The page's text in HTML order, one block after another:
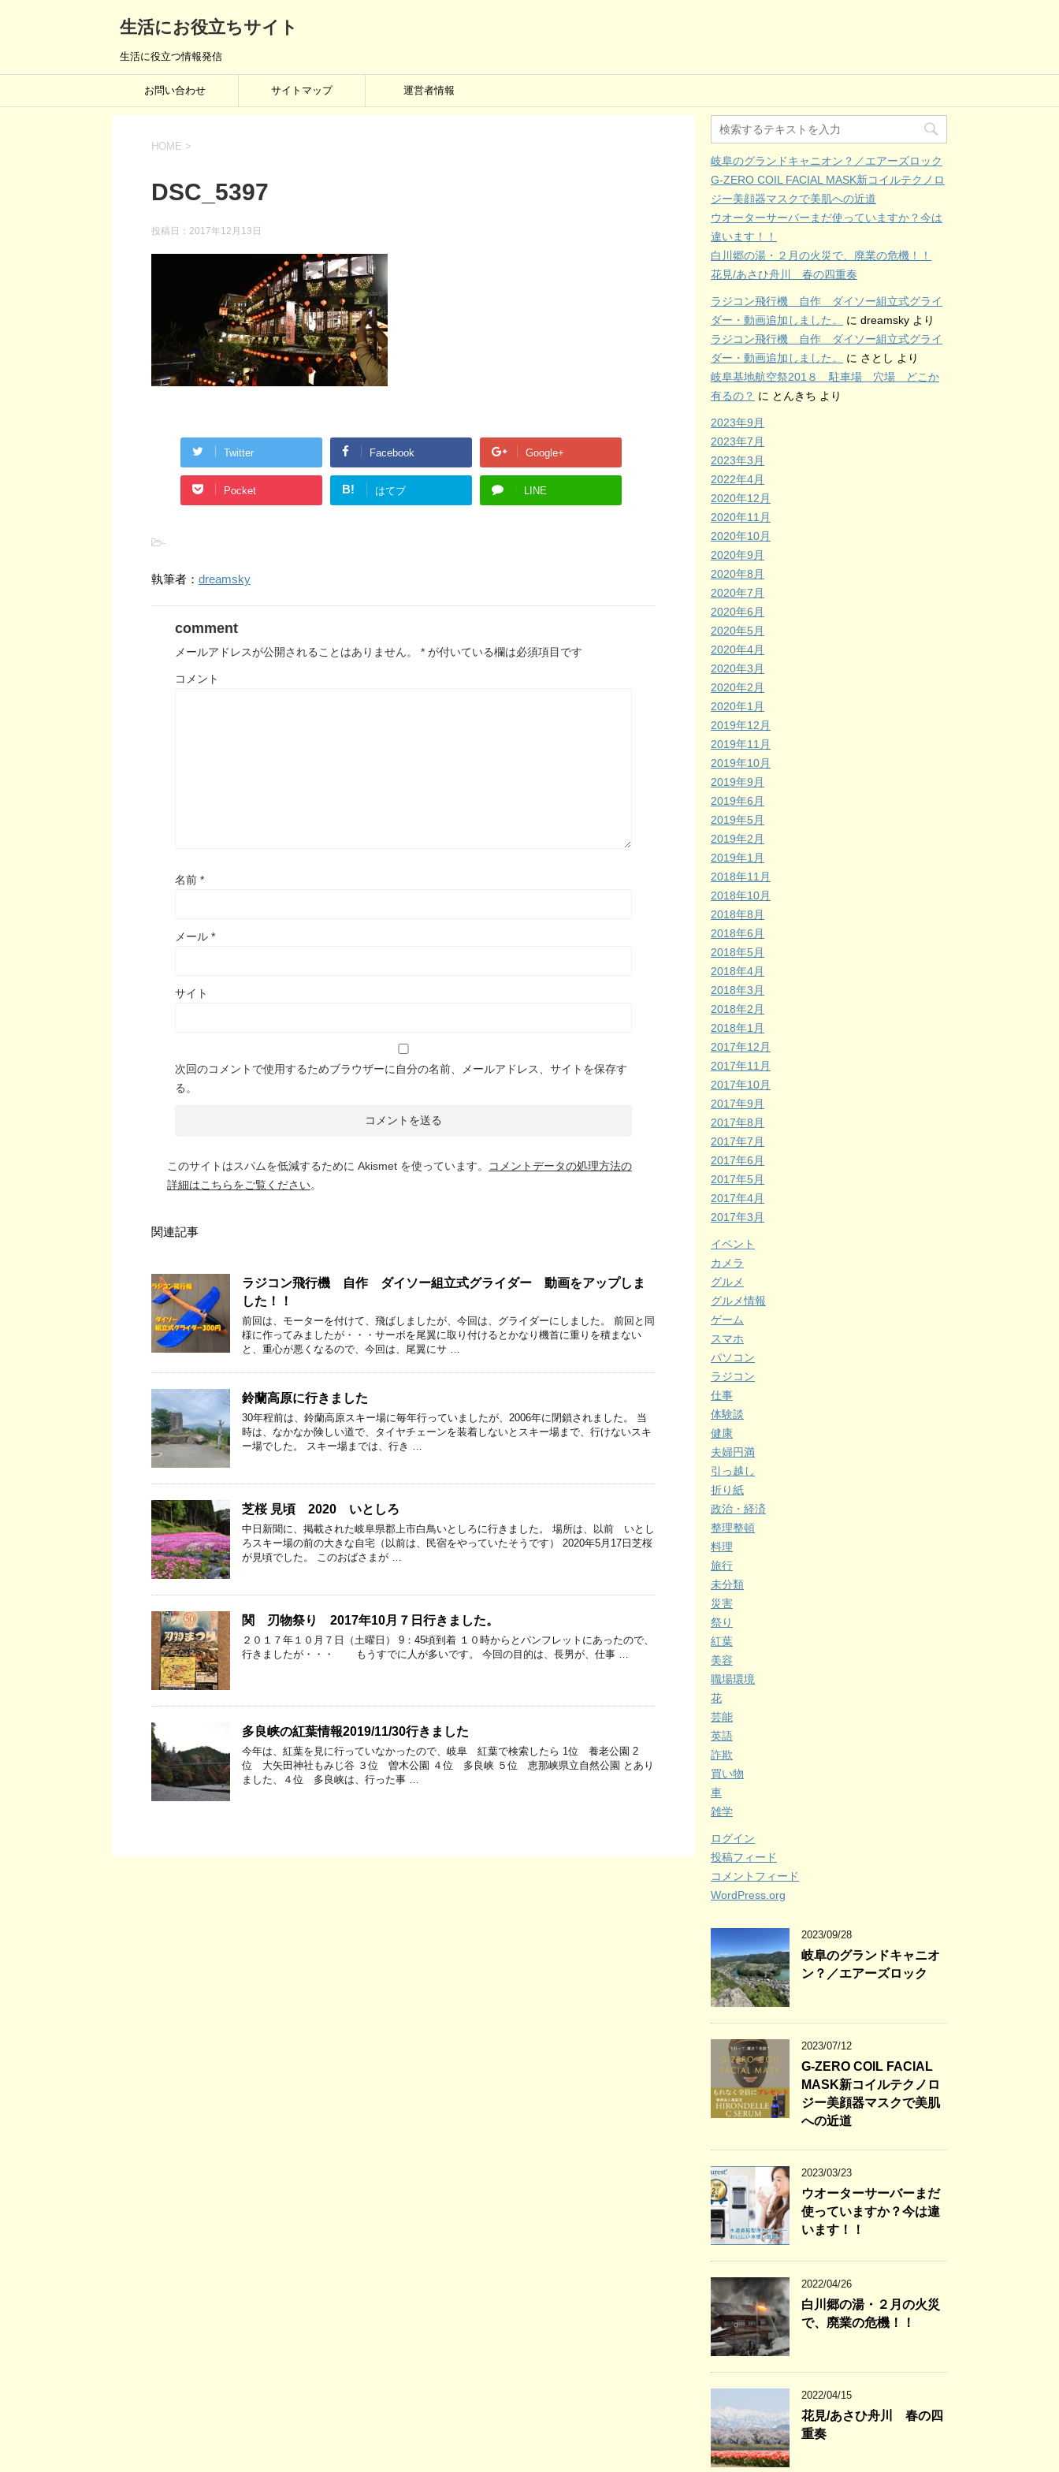
生活にお役立ちサイト
生活に役立つ情報発信
お問い合わせ サイトマップ 運営者情報
HOME >
DSC_5397
投稿日： 2017年12月13日
Twitter Facebook Google+
Pocket B! はてブ LINE
-
執筆者： dreamsky
comment
メールアドレスが公開されることはありません。 * が付いている欄は必須項目です
コメント
名前 *
メール *
サイト
次回のコメントで使用するためブラウザーに自分の名前、メールアドレス、サイトを保存す
る。
このサイトはスパムを低減するために Akismet を使っています。
コメントデータの処理方法の
詳細はこちらをご覧ください。
関連記事
ラジコン飛行機 自作 ダイソー組立式グライダー 動画をアップしま
した！！
前回は、モーターを付けて、飛ばしましたが、今回は、グライダーにしました。 前回と同
様に作ってみましたが・・・サーボを尾翼に取り付けるとかなり機首に重りを積まない
と、重心が悪くなるので、今回は、尾翼にサ …
鈴蘭高原に行きました
30年程前は、鈴蘭高原スキー場に毎年行っていましたが、2006年に閉鎖されました。 当
時は、なかなか険しい道で、タイヤチェーンを装着しないとスキー場まで、行けないスキ
ー場でした。 スキー場までは、行き …
芝桜 見頃 2020 いとしろ
中日新聞に、掲載された岐阜県郡上市白鳥いとしろに行きました。 場所は、以前 いとし
ろスキー場の前の大きな自宅（以前は、民宿をやっていたそうです） 2020年5月17日芝桜
が見頃でした。 このおばさまが …
関 刃物祭り 2017年10月７日行きました。
２０１７年１０月７日（土曜日） 9：45頃到着 １０時からとパンフレットにあったので、
行きましたが・・・ もうすでに人が多いです。 今回の目的は、長男が、仕事 …
多良峡の紅葉情報2019/11/30行きました
今年は、紅葉を見に行っていなかったので、岐阜 紅葉で検索したら 1位 養老公園 2
位 大矢田神社もみじ谷 ３位 曽木公園 ４位 多良峡 ５位 恵那峡県立自然公園 とあり
ました、４位 多良峡は、行った事 …
岐阜のグランドキャニオン？／エアーズロック
G-ZERO COIL FACIAL MASK新コイルテクノロ
ジー美顔器マスクで美肌への近道
ウオーターサーバーまだ使っていますか？今は
違います！！
白川郷の湯・２月の火災で、廃業の危機！！
花見/あさひ舟川 春の四重奏
ラジコン飛行機 自作 ダイソー組立式グライ
ダー・動画追加しました。
に dreamsky より
ラジコン飛行機 自作 ダイソー組立式グライ
ダー・動画追加しました。
に さとし より
岐阜基地航空祭201８ 駐車場 穴場 どこか
有るの？ に とんきち より
2023年9月
2023年7月
2023年3月
2022年4月
2020年12月
2020年11月
2020年10月
2020年9月
2020年8月
2020年7月
2020年6月
2020年5月
2020年4月
2020年3月
2020年2月
2020年1月
2019年12月
2019年11月
2019年10月
2019年9月
2019年6月
2019年5月
2019年2月
2019年1月
2018年11月
2018年10月
2018年8月
2018年6月
2018年5月
2018年4月
2018年3月
2018年2月
2018年1月
2017年12月
2017年11月
2017年10月
2017年9月
2017年8月
2017年7月
2017年6月
2017年5月
2017年4月
2017年3月
イベント
カメラ
グルメ
グルメ情報
ゲーム
スマホ
パソコン
ラジコン
仕事
体験談
健康
夫婦円満
引っ越し
折り紙
政治・経済
整理整頓
料理
旅行
未分類
災害
祭り
紅葉
美容
職場環境
花
芸能
英語
詐欺
買い物
車
雑学
ログイン
投稿フィード
コメントフィード
WordPress.org
2023/09/28
岐阜のグランドキャニオ
ン？／エアーズロック
2023/07/12
G-ZERO COIL FACIAL
MASK新コイルテクノロ
ジー美顔器マスクで美肌
への近道
2023/03/23
ウオーターサーバーまだ
使っていますか？今は違
います！！
2022/04/26
白川郷の湯・２月の火災
で、廃業の危機！！
2022/04/15
花見/あさひ舟川 春の四
重奏